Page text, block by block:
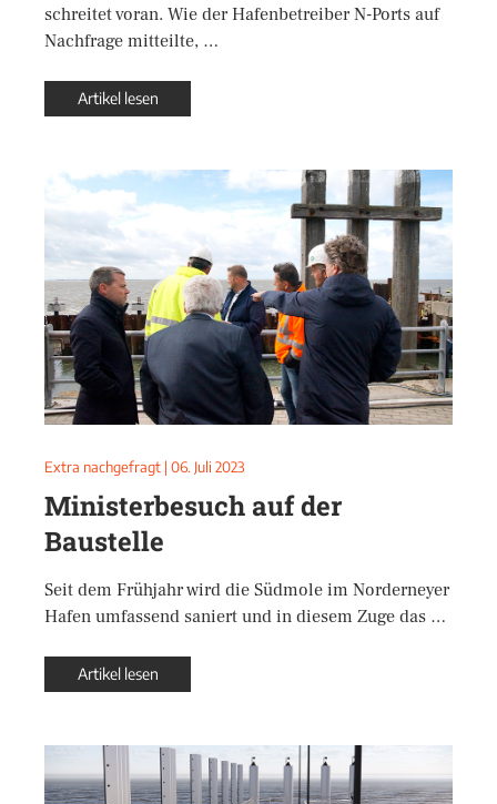
schreitet voran. Wie der Hafenbetreiber N-Ports auf
Nachfrage mitteilte, …
Artikel lesen
Extra nachgefragt | 06. Juli 2023
Ministerbesuch auf der
Baustelle
Seit dem Frühjahr wird die Südmole im Norderneyer
Hafen umfassend saniert und in diesem Zuge das …
Artikel lesen